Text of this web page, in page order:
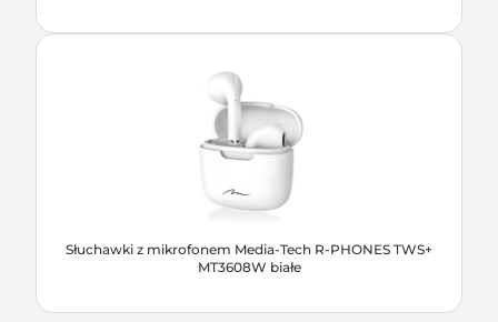
Słuchawki z mikrofonem Media-Tech R-PHONES TWS+
MT3608W białe